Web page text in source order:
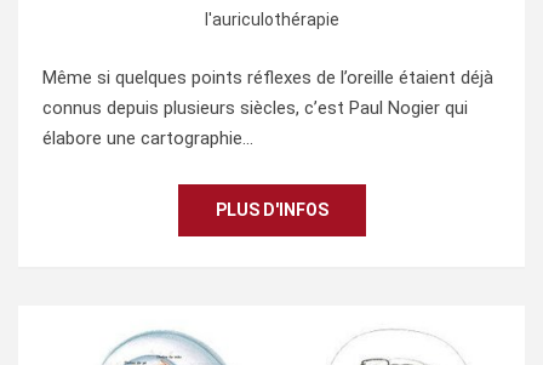
l'auriculothérapie
Même si quelques points réflexes de l’oreille étaient déjà
connus depuis plusieurs siècles, c’est Paul Nogier qui
élabore une cartographie…
PLUS D'INFOS